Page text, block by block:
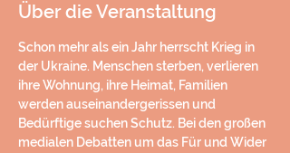
Über die Veranstaltung
Schon mehr als ein Jahr herrscht Krieg in
der Ukraine. Menschen sterben, verlieren
ihre Wohnung, ihre Heimat, Familien
werden auseinandergerissen und
Bedürftige suchen Schutz. Bei den großen
medialen Debatten um das Für und Wider